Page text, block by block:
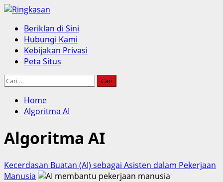
Skip
content
Primary
Menu
Beriklan di Sini
Hubungi Kami
Kebijakan Privasi
Peta Situs
Cari
Home
Algoritma AI
Algoritma AI
Kecerdasan Buatan (AI) sebagai Asisten dalam Pekerjaan
Manusia